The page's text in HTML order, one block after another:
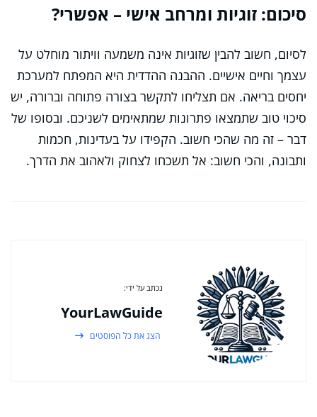
סיכום: זוגיות ומרחב אישי – אפשרי?
לסיום, חשוב להבין שזוגיות אינה משמעה וויתור מוחלט על
עצמך וחיים אישיים. ההבנה ההדדית היא המפתח למערכת
יחסים בריאה. אם תצליחו לתקשר בצורה פתוחה וברורה, יש
סיכוי טוב שתמצאו פתרונות שמתאימים לשניכם. ובסופו של
דבר – זה מה שהכי חשוב. הקפידו על בעדינות, חכמות
ותבונה, והכי חשוב: אל תשכחו לצחוק ולאהוב את הדרך.
נכתב על ידי:
YourLawGuide
הצג את כל הפוסטים